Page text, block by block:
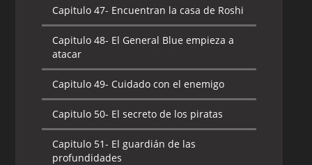
Capitulo 47- Encuentran la casa de Roshi
Capitulo 48- El General Blue empieza a
atacar
Capitulo 49- Cuidado con el enemigo
Capitulo 50- El secreto de los piratas
Capitulo 51- El guardián de las
profundidades